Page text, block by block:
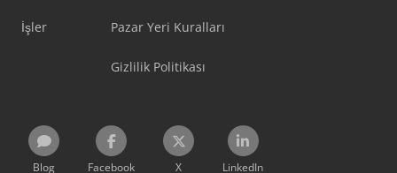
İşler Pazar Yeri Kuralları
Gizlilik Politikası
Blog Facebook X LinkedIn